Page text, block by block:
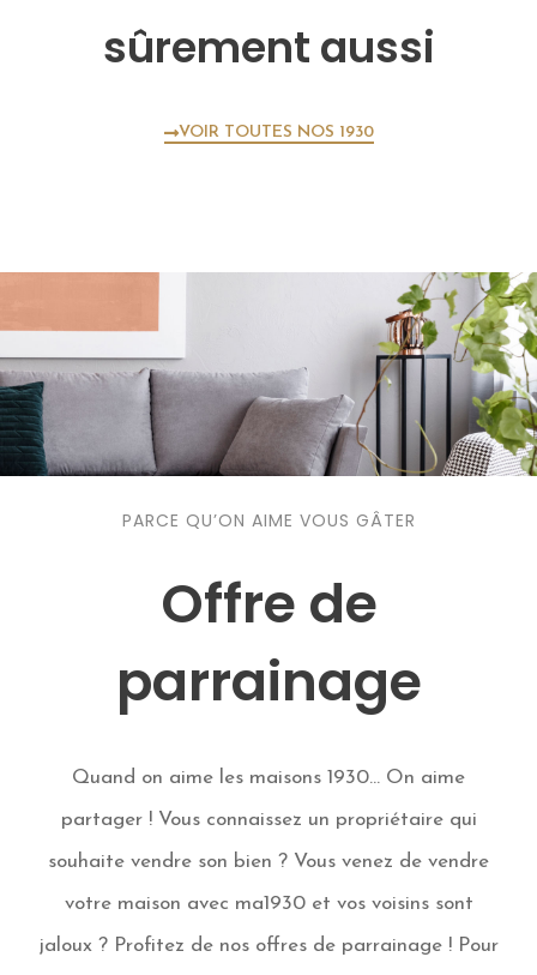
sûrement aussi
VOIR TOUTES NOS 1930
PARCE QU’ON AIME VOUS GÂTER
Offre de
parrainage
Quand on aime les maisons 1930… On aime
partager ! Vous connaissez un propriétaire qui
souhaite vendre son bien ? Vous venez de vendre
votre maison avec ma1930 et vos voisins sont
jaloux ? Profitez de nos offres de parrainage ! Pour